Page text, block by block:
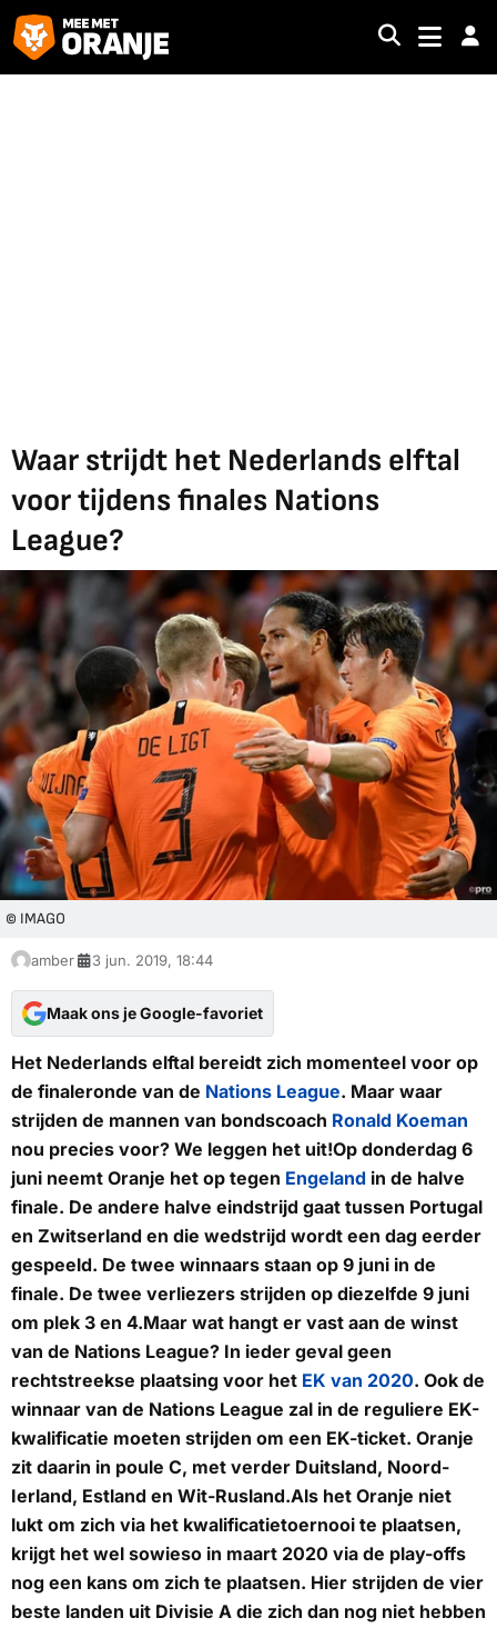
Waar strijdt het Nederlands elftal
voor tijdens finales Nations
League?
© IMAGO
amber 3 jun. 2019, 18:44
Maak ons je Google-favoriet
Het Nederlands elftal bereidt zich momenteel voor op
de finaleronde van de Nations League. Maar waar
strijden de mannen van bondscoach Ronald Koeman
nou precies voor? We leggen het uit!Op donderdag 6
juni neemt Oranje het op tegen Engeland in de halve
finale. De andere halve eindstrijd gaat tussen Portugal
en Zwitserland en die wedstrijd wordt een dag eerder
gespeeld. De twee winnaars staan op 9 juni in de
finale. De twee verliezers strijden op diezelfde 9 juni
om plek 3 en 4.Maar wat hangt er vast aan de winst
van de Nations League? In ieder geval geen
rechtstreekse plaatsing voor het EK van 2020. Ook de
winnaar van de Nations League zal in de reguliere EK-
kwalificatie moeten strijden om een EK-ticket. Oranje
zit daarin in poule C, met verder Duitsland, Noord-
Ierland, Estland en Wit-Rusland.Als het Oranje niet
lukt om zich via het kwalificatietoernooi te plaatsen,
krijgt het wel sowieso in maart 2020 via de play-offs
nog een kans om zich te plaatsen. Hier strijden de vier
beste landen uit Divisie A die zich dan nog niet hebben